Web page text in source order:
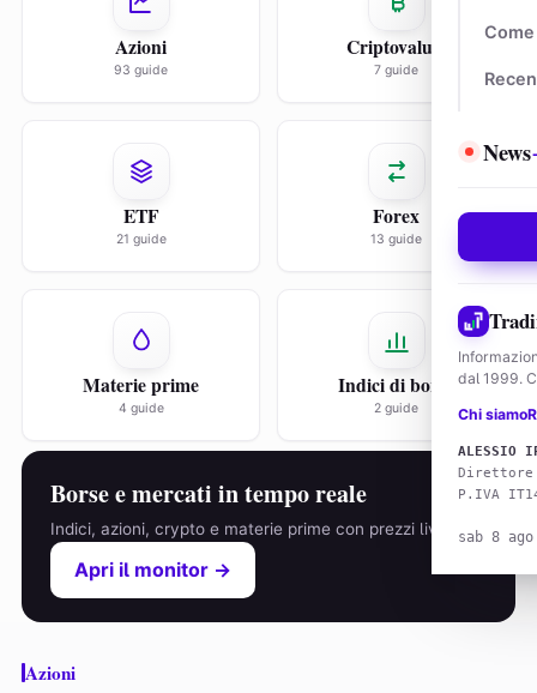
News
dal 1999.
Chi siamo
ALESSIO
Direttore
P.IVA
sab 8
Azioni
93 guide
Criptovalute
7 guide
ETF
21 guide
Forex
13 guide
Materie prime
4 guide
Indici di borsa
2 guide
Borse e mercati in tempo reale
Indici, azioni, crypto e materie prime con prezzi live.
Apri il monitor →
Azioni